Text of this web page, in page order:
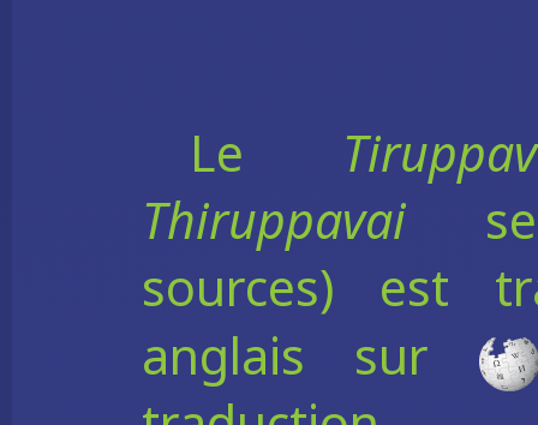
Le
Thiruppavai
sources) est
anglais sur